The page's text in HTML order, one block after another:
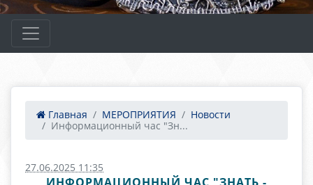
Главная МЕРОПРИЯТИЯ
Новости
Информационный час "Зн...
27.06.2025 11:35